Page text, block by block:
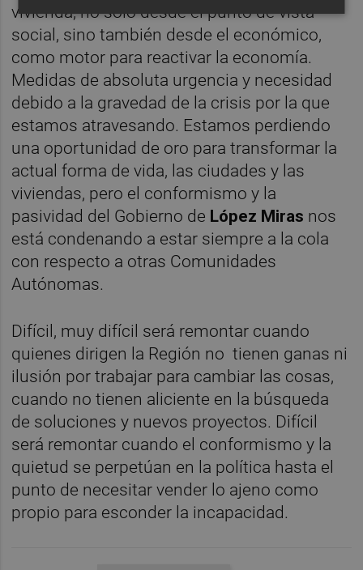
vivienda, no solo desde el punto de vista
social, sino también desde el económico,
como motor para reactivar la economía.
Medidas de absoluta urgencia y necesidad
debido a la gravedad de la crisis por la que
estamos atravesando. Estamos perdiendo
una oportunidad de oro para transformar la
actual forma de vida, las ciudades y las
viviendas, pero el conformismo y la
pasividad del Gobierno de López Miras nos
está condenando a estar siempre a la cola
con respecto a otras Comunidades
Autónomas.
Difícil, muy difícil será remontar cuando
quienes dirigen la Región no tienen ganas ni
ilusión por trabajar para cambiar las cosas,
cuando no tienen aliciente en la búsqueda
de soluciones y nuevos proyectos. Difícil
será remontar cuando el conformismo y la
quietud se perpetúan en la política hasta el
punto de necesitar vender lo ajeno como
propio para esconder la incapacidad.